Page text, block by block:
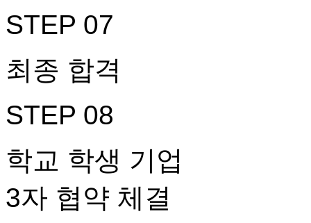
STEP 07
최종 합격
STEP 08
학교 학생 기업
3자 협약 체결